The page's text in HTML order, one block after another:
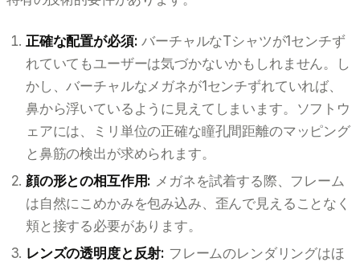
正確な配置が必須: バーチャルなTシャツが1センチず
れていてもユーザーは気づかないかもしれません。し
かし、バーチャルなメガネが1センチずれていれば、
鼻から浮いているように見えてしまいます。ソフトウ
ェアには、ミリ単位の正確な瞳孔間距離のマッピング
と鼻筋の検出が求められます。
顔の形との相互作用: メガネを試着する際、フレーム
は自然にこめかみを包み込み、歪んで見えることなく
頬と接する必要があります。
レンズの透明度と反射: フレームのレンダリングはほ